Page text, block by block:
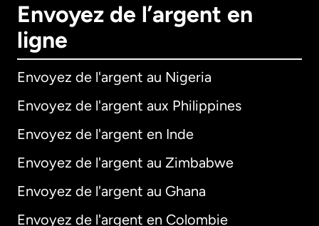
Envoyez de l’argent en
ligne
Envoyez de l'argent au Nigeria
Envoyez de l'argent aux Philippines
Envoyez de l'argent en Inde
Envoyez de l'argent au Zimbabwe
Envoyez de l'argent au Ghana
Envoyez de l'argent en Colombie